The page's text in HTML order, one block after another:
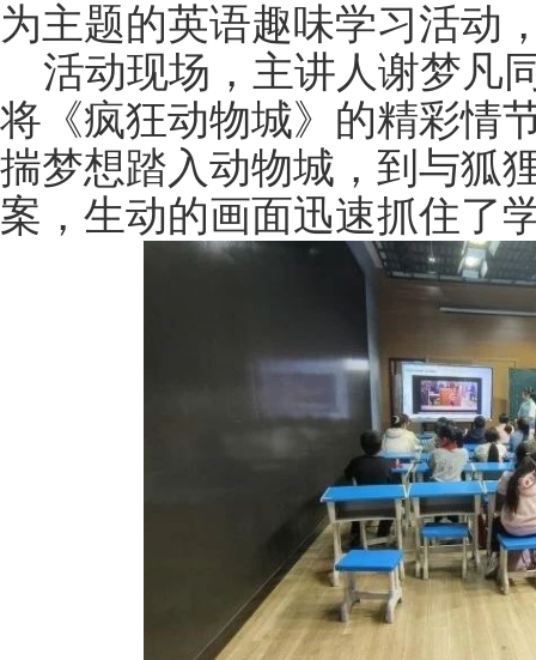
为主题的英语趣味学习活动
活动现场，主讲人谢梦凡
将《疯狂动物城》的精彩情
揣梦想踏入动物城，到与狐
案，生动的画面迅速抓住了